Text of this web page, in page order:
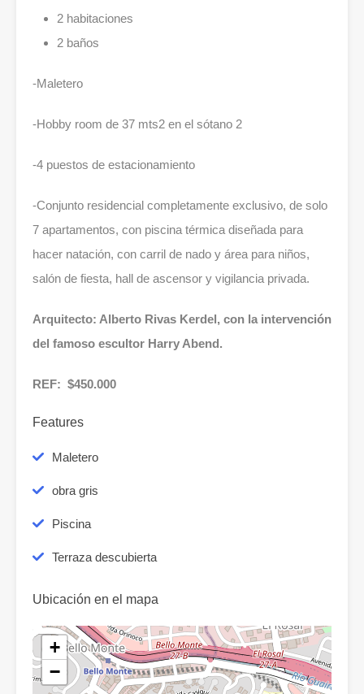
2 habitaciones
2 baños
-Maletero
-Hobby room de 37 mts2 en el sótano 2
-4 puestos de estacionamiento
-Conjunto residencial completamente exclusivo, de solo
7 apartamentos, con piscina térmica diseñada para
hacer natación, con carril de nado y área para niños,
salón de fiesta, hall de ascensor y vigilancia privada.
Arquitecto: Alberto Rivas Kerdel, con la intervención
del famoso escultor Harry Abend.
REF: $450.000
Features
Maletero
obra gris
Piscina
Terraza descubierta
Ubicación en el mapa
+
−